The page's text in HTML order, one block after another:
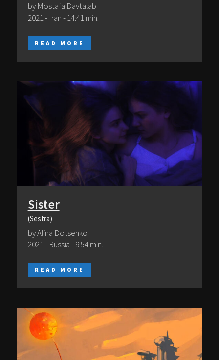
by Mostafa Davtalab
2021 - Iran - 14:41 min.
READ MORE
Sister
(Sestra)
by Alina Dotsenko
2021 - Russia - 9:54 min.
READ MORE